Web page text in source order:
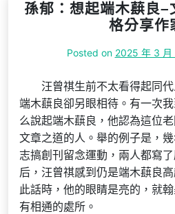
孫郁：想起端木蕻良–
格分享作
Posted on 2025 年 3 月
汪曾祺生前不太看得起同
端木蕻良卻另眼相待。有一次
么說起端木蕻良，他認為這位
文章之道的人。舉的例子是，
志搞創刊留念運動，兩人都寫
后，汪曾祺感到仍是端木蕻良
此話時，他的眼睛是亮的，就
有相通的處所。